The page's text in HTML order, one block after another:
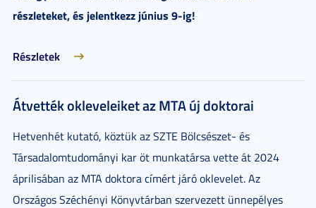
részleteket, és jelentkezz június 9-ig!
Részletek
Átvették okleveleiket az MTA új doktorai
Hetvenhét kutató, köztük az SZTE Bölcsészet- és
Társadalomtudományi kar öt munkatársa vette át 2024
áprilisában az MTA doktora címért járó oklevelet. Az
Országos Széchényi Könyvtárban szervezett ünnepélyes